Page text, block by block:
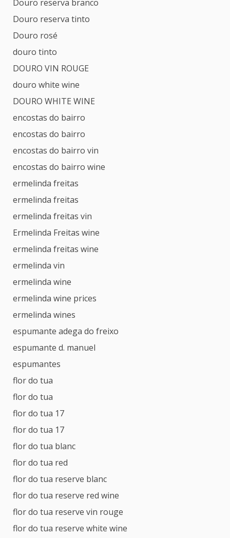
Douro reserva branco
Douro reserva tinto
Douro rosé
douro tinto
DOURO VIN ROUGE
douro white wine
DOURO WHITE WINE
encostas do bairro
encostas do bairro
encostas do bairro vin
encostas do bairro wine
ermelinda freitas
ermelinda freitas
ermelinda freitas vin
Ermelinda Freitas wine
ermelinda freitas wine
ermelinda vin
ermelinda wine
ermelinda wine prices
ermelinda wines
espumante adega do freixo
espumante d. manuel
espumantes
flor do tua
flor do tua
flor do tua 17
flor do tua 17
flor do tua blanc
flor do tua red
flor do tua reserve blanc
flor do tua reserve red wine
flor do tua reserve vin rouge
flor do tua reserve white wine